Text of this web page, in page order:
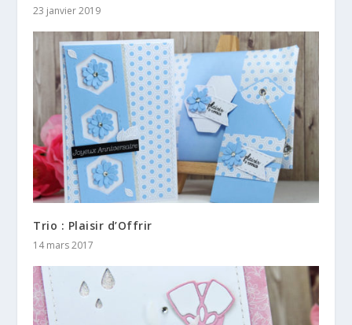
23 janvier 2019
Trio : Plaisir d’Offrir
14 mars 2017